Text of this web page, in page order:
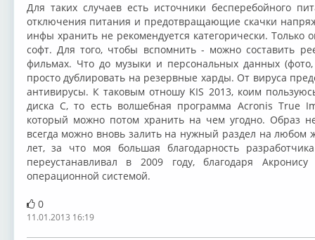
Для таких случаев есть источники бесперебойного
отключения питания и предотвращающие скачки
инфы хранить не рекомендуется категорически. Только
софт. Для того, чтобы вспомнить - можно составить
фильмах. Что до музыки и персональных данных
просто дублировать на резервные харды. От вируса
антивирусы. К таковым отношу KIS 2013, коим
диска С, то есть волшебная программа Acronis True
который можно потом хранить на чем угодно. Образ
всегда можно вновь залить на нужный раздел на любом
лет, за что моя большая благодарность
переустанавливал в 2009 году, благодаря
операционной системой.
0
11.01.2013 16:19